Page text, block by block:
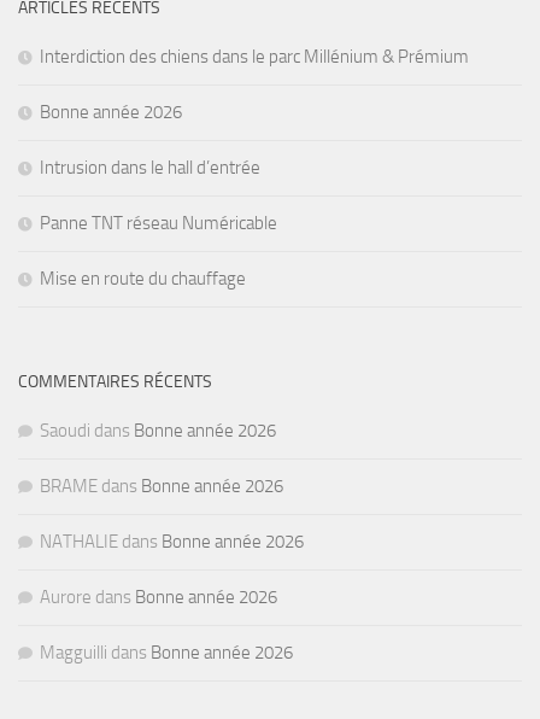
ARTICLES RÉCENTS
Interdiction des chiens dans le parc Millénium & Prémium
Bonne année 2026
Intrusion dans le hall d’entrée
Panne TNT réseau Numéricable
Mise en route du chauffage
COMMENTAIRES RÉCENTS
Saoudi dans Bonne année 2026
BRAME dans Bonne année 2026
NATHALIE dans Bonne année 2026
Aurore dans Bonne année 2026
Magguilli dans Bonne année 2026